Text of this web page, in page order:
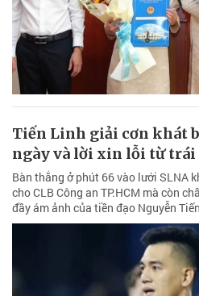
Tiến Linh giải cơn khát
ngày và lời xin lỗi từ
Bàn thắng ở phút 66 vào lưới SLNA
cho CLB Công an TP.HCM mà còn
đầy ám ảnh của tiền đạo Nguyễn